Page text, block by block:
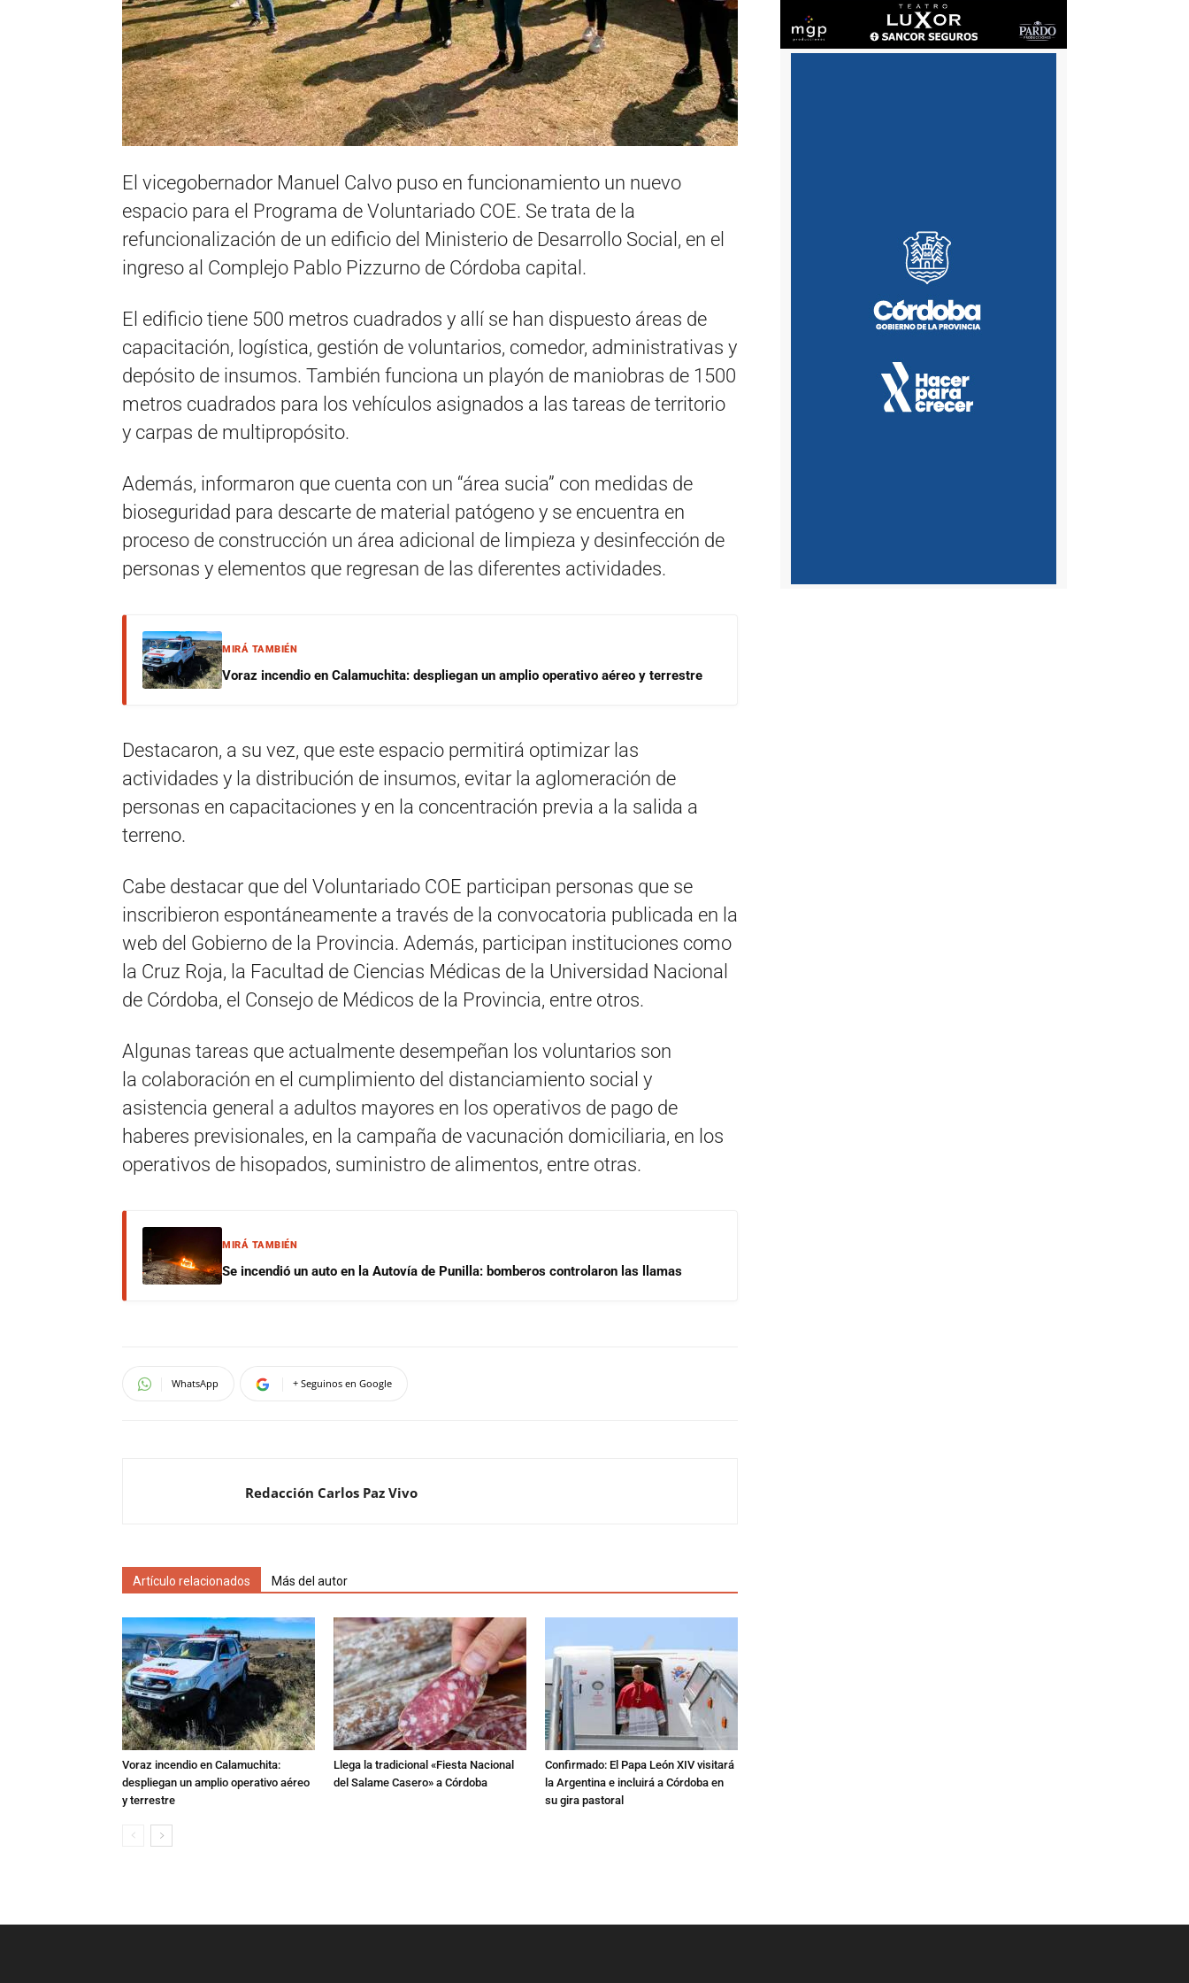
El vicegobernador Manuel Calvo puso en funcionamiento un nuevo
espacio para el Programa de Voluntariado COE. Se trata de la
refuncionalización de un edificio del Ministerio de Desarrollo Social, en el
ingreso al Complejo Pablo Pizzurno de Córdoba capital.
El edificio tiene 500 metros cuadrados y allí se han dispuesto áreas de
capacitación, logística, gestión de voluntarios, comedor, administrativas y
depósito de insumos. También funciona un playón de maniobras de 1500
metros cuadrados para los vehículos asignados a las tareas de territorio
y carpas de multipropósito.
Además, informaron que cuenta con un “área sucia” con medidas de
bioseguridad para descarte de material patógeno y se encuentra en
proceso de construcción un área adicional de limpieza y desinfección de
personas y elementos que regresan de las diferentes actividades.
MIRÁ TAMBIÉN
Voraz incendio en Calamuchita: despliegan un amplio operativo aéreo y terrestre
Destacaron, a su vez, que este espacio permitirá optimizar las
actividades y la distribución de insumos, evitar la aglomeración de
personas en capacitaciones y en la concentración previa a la salida a
terreno.
Cabe destacar que del Voluntariado COE participan personas que se
inscribieron espontáneamente a través de la convocatoria publicada en la
web del Gobierno de la Provincia. Además, participan instituciones como
la Cruz Roja, la Facultad de Ciencias Médicas de la Universidad Nacional
de Córdoba, el Consejo de Médicos de la Provincia, entre otros.
Algunas tareas que actualmente desempeñan los voluntarios son
la colaboración en el cumplimiento del distanciamiento social y
asistencia general a adultos mayores en los operativos de pago de
haberes previsionales, en la campaña de vacunación domiciliaria, en los
operativos de hisopados, suministro de alimentos, entre otras.
MIRÁ TAMBIÉN
Se incendió un auto en la Autovía de Punilla: bomberos controlaron las llamas
WhatsApp + Seguinos en Google
Redacción Carlos Paz Vivo
Artículo relacionados Más del autor
Voraz incendio en Calamuchita:
despliegan un amplio operativo aéreo
y terrestre
Llega la tradicional «Fiesta Nacional
del Salame Casero» a Córdoba
Confirmado: El Papa León XIV visitará
la Argentina e incluirá a Córdoba en
su gira pastoral